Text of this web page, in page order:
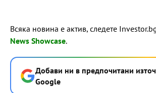
Всяка новина е актив, следете
News Showcase.
Добави ни в предпочитани
Google